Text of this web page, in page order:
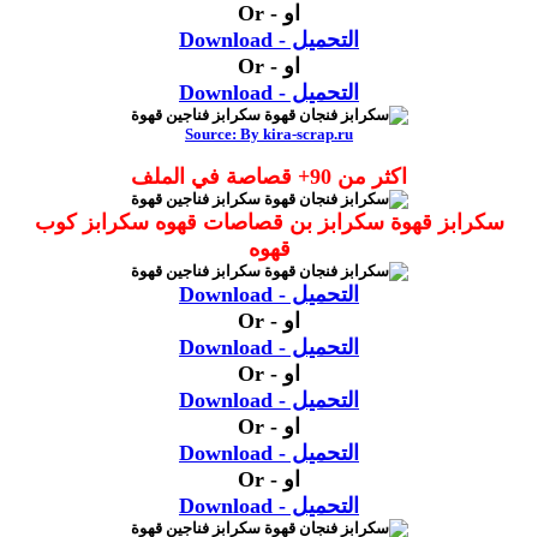
او - Or
التحميل - Download
او - Or
التحميل - Download
Source: By kira-scrap.ru
اكثر من 90+ قصاصة في الملف
سكرابز قهوة سكرابز بن قصاصات قهوه سكرابز كوب
قهوه
التحميل - Download
او - Or
التحميل - Download
او - Or
التحميل - Download
او - Or
التحميل - Download
او - Or
التحميل - Download